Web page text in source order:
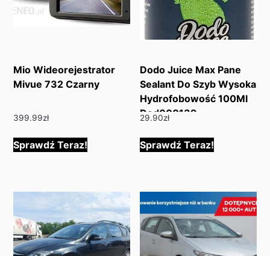
Mio Wideorejestrator
Mivue 732 Czarny
399.99zł
Sprawdź Teraz!
Dodo Juice Max Pane
Sealant Do Szyb Wysoka
Hydrofobowość 100Ml
Dod000139
29.90zł
Sprawdź Teraz!